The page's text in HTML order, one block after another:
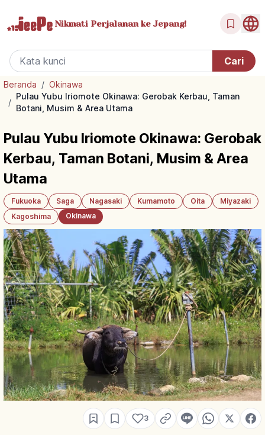
Nikmati Perjalanan ke Jepang!
Beranda / Okinawa
/
Pulau Yubu Iriomote Okinawa: Gerobak Kerbau, Taman
Botani, Musim & Area Utama
Pulau Yubu Iriomote Okinawa: Gerobak
Kerbau, Taman Botani, Musim & Area
Utama
Fukuoka Saga Nagasaki Kumamoto Oita
Miyazaki
Kagoshima
Okinawa
3